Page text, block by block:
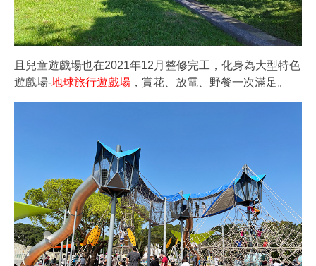
且兒童遊戲場也在2021年12月整修完工，化身為大型特色
遊戲場-地球旅行遊戲場，賞花、放電、野餐一次滿足。